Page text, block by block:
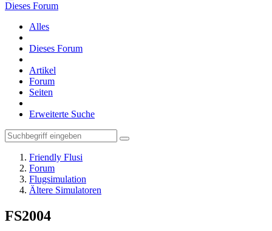
Dieses Forum
Alles
Dieses Forum
Artikel
Forum
Seiten
Erweiterte Suche
Friendly Flusi
Forum
Flugsimulation
Ältere Simulatoren
FS2004